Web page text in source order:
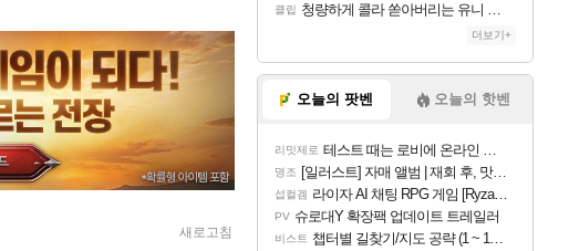
새로고침
클립 청량하게 콜라 쏟아버리는 유니 ㅋㅋㅋ
더보기+
오늘의 팟벤 오늘의 핫벤
리밋제로 테스트 때는 로비에 온라인 기능이 있는데
명조 [일러스트] 자매 앨범 | 재회 후, 맛집에서
섭컬겜 라이자 AI 채팅 RPG 게임 [RyzaChat: AI] 공개
PV 슈로대Y 확장팩 업데이트 트레일러
비스트 챕터별 길찾기/지도 공략 (1 ~ 12장)